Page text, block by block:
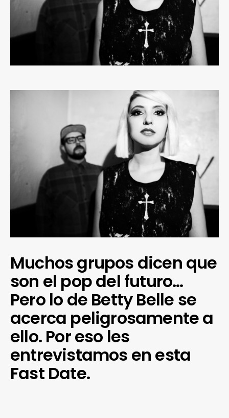
Muchos grupos dicen que
son el pop del futuro…
Pero lo de Betty Belle se
acerca peligrosamente a
ello. Por eso les
entrevistamos en esta
Fast Date.